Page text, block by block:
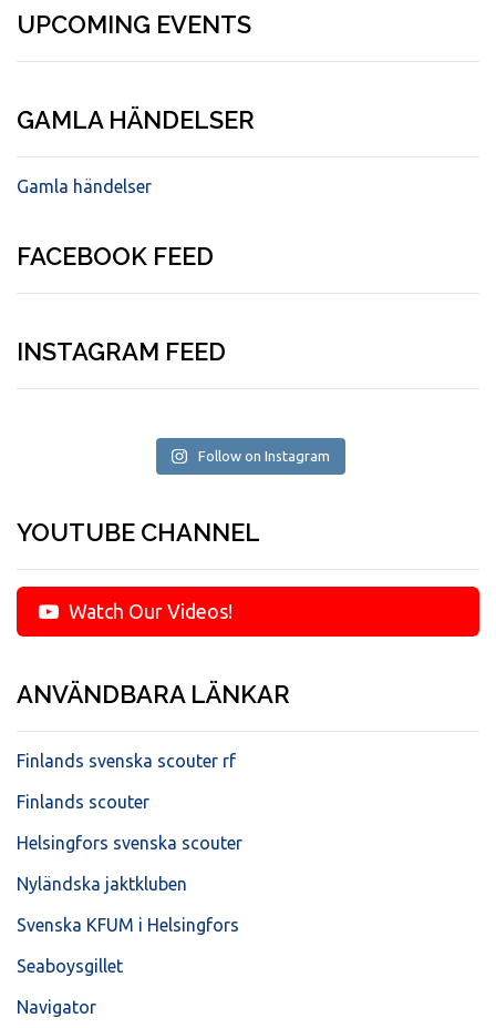
UPCOMING EVENTS
GAMLA HÄNDELSER
Gamla händelser
FACEBOOK FEED
INSTAGRAM FEED
Follow on Instagram
YOUTUBE CHANNEL
Watch Our Videos!
ANVÄNDBARA LÄNKAR
Finlands svenska scouter rf
Finlands scouter
Helsingfors svenska scouter
Nyländska jaktkluben
Svenska KFUM i Helsingfors
Seaboysgillet
Navigator